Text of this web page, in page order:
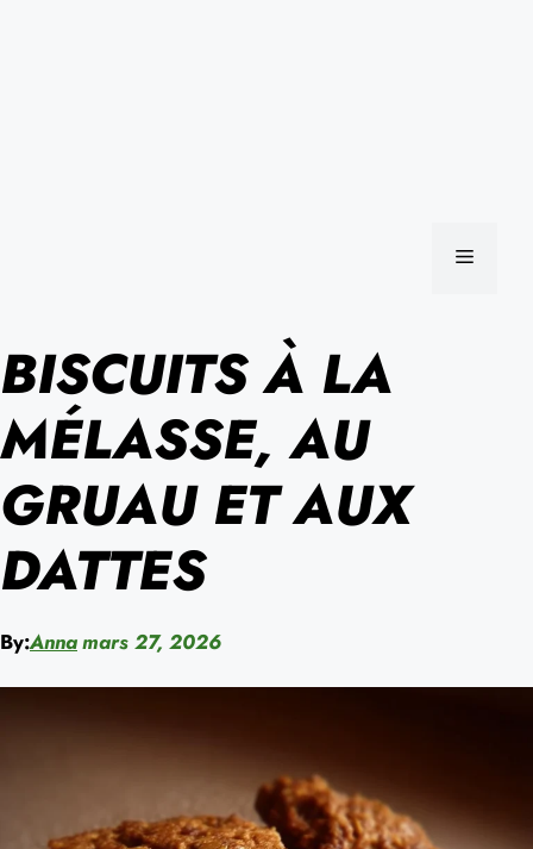
MENU
BISCUITS À LA
MÉLASSE, AU
GRUAU ET AUX
DATTES
By:Annamars 27, 2026